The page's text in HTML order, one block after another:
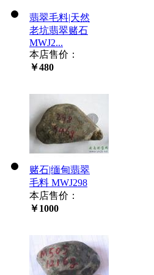
翡翠毛料|天然
老坑翡翠赌石
MWJ2...
本店售价：
￥480
赌石|缅甸翡翠
毛料 MWJ298
本店售价：
￥1000